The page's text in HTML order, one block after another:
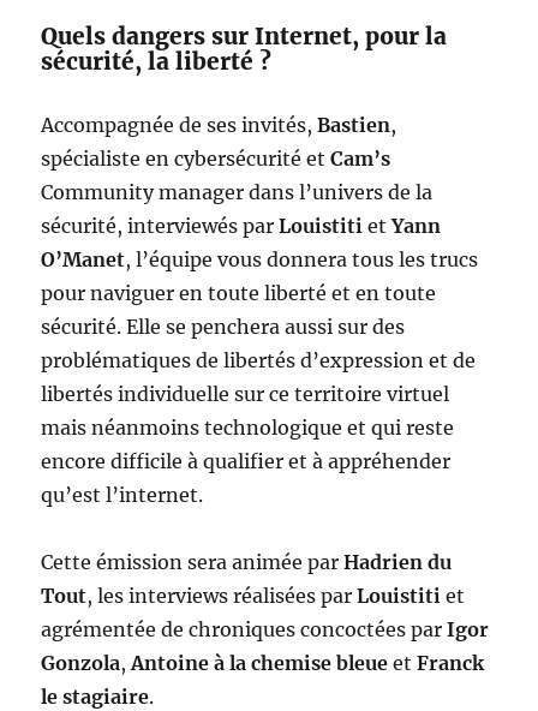
Quels dangers sur Internet, pour la
sécurité, la liberté ?
Accompagnée de ses invités,Bastien,
spécialiste en cybersécurité etCam’s
Community manager dans l’univers de la
sécurité, interviewés parLouistiti etYann
O’Manet, l’équipe vous donnera tous les trucs
pour naviguer en toute liberté et en toute
sécurité. Elle se penchera aussi sur des
problématiques de libertés d’expression et de
libertés individuelle sur ce territoire virtuel
mais néanmoins technologique et qui reste
encore difficile à qualifier et à appréhender
qu’est l’internet.
Cette émission sera animée parHadrien du
Tout, les interviews réalisées parLouistiti et
agrémentée de chroniques concoctées parIgor
Gonzola,Antoine à la chemise bleue etFranck
le stagiaire.